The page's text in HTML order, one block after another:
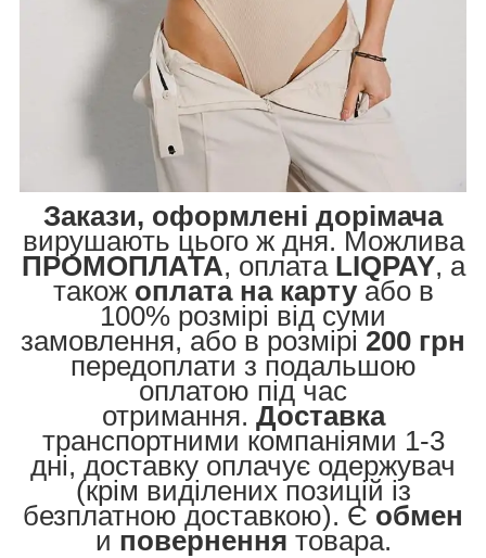
Закази, оформлені дорімача
вирушають цього ж дня. Можлива
ПРОМОПЛАТА, оплата LIQPAY, а
також оплата на картуабо в
100% розмірі від суми
замовлення, або в розмірі 200 грн
передоплати з подальшою
оплатою під час
отримання. Доставка
транспортними компаніями 1-3
дні, доставку оплачує одержувач
(крім виділених позицій із
безплатною доставкою). Є обмен
и повернення товара.